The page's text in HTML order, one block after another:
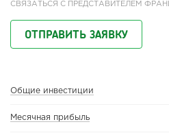
СВЯЗАТЬСЯ С ПРЕДСТАВИТЕЛЕМ
ОТПРАВИТЬ ЗАЯВКУ
Общие инвестиции
Месячная прибыль